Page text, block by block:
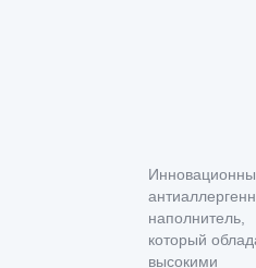
наполнитель,
который
высокими